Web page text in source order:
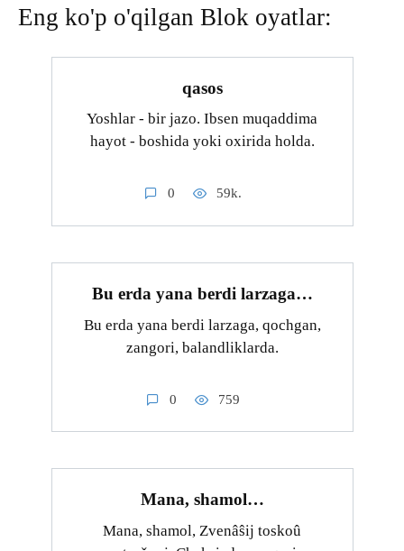
Eng ko'p o'qilgan Blok oyatlar:
qasos
Yoshlar - bir jazo. Ibsen muqaddima
hayot - boshida yoki oxirida holda.
0 59k.
Bu erda yana berdi larzaga…
Bu erda yana berdi larzaga, qochgan,
zangori, balandliklarda.
0 759
Mana, shamol…
Mana, shamol, Zvenâŝij toskoû